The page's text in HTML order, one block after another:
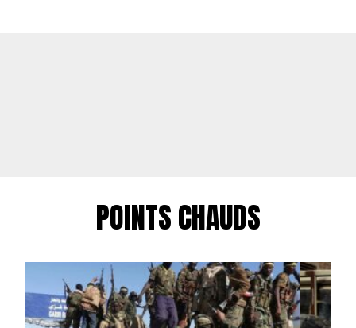
POINTS CHAUDS